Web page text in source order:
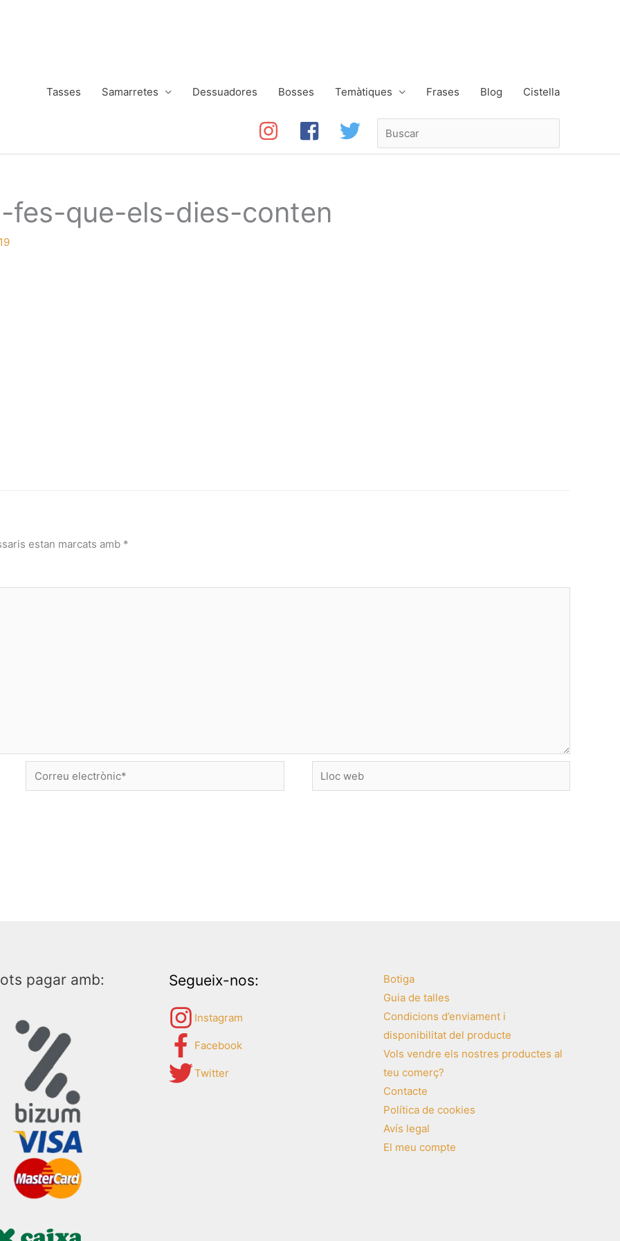
Tasses Samarretes Dessuadores Bosses Temàtiques Frases Blog Cistella
que-els-dies-conten
estan marcats amb *
Correu
electrònic*
Lloc
web
pagar amb: Segueix-nos:
Instagram
Facebook
Twitter
Botiga
Guia de talles
Condicions d’enviament i
disponibilitat del producte
Vols vendre els nostres productes al
teu comerç?
Contacte
Política de cookies
Avís legal
El meu compte